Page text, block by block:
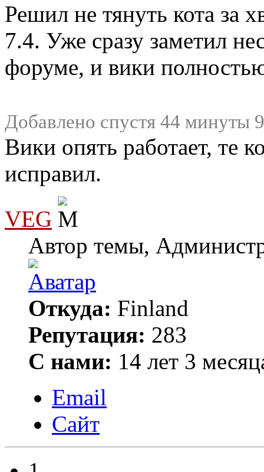
Решил не тянуть кота за
7.4. Уже сразу заметил
форуме, и вики
Добавлено спустя 44 минуты
Вики опять работает, те
исправил.
VEG
Автор темы,
Откуда: Finland
Репутация: 283
С нами: 14 лет 3
Email
Сайт